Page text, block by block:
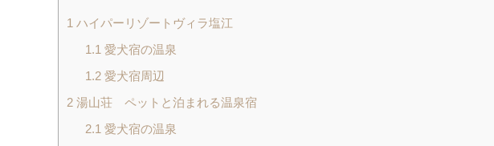
1 ハイパーリゾートヴィラ塩江
1.1 愛犬宿の温泉
1.2愛犬宿周辺
2 湯山荘 ペットと泊まれる温泉宿
2.1 愛犬宿の温泉